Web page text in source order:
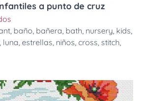
a punto de cruz
, baño, bañera, bath, nursery, kids,
, luna, estrellas, niños, cross, stitch,